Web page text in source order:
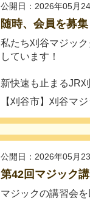
公開日：2026年05月
随時、会員を募集
私たち刈谷マジッ
しています！
新快速も止まるJR
【刈谷市】刈谷マ
公開日：2026年05月
第42回マジック
マジックの講習会を